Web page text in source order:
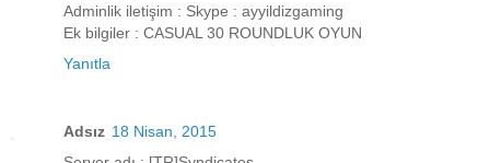
Adminlik iletişim : Skype : ayyildizgaming
Ek bilgiler : CASUAL 30 ROUNDLUK OYUN
Yanıtla
Adsız 18 Nisan, 2015